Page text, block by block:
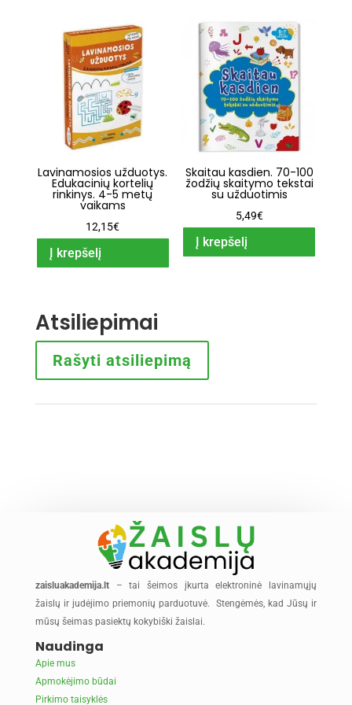
Lavinamosios užduotys.
Edukacinių kortelių
rinkinys. 4-5 metų
vaikams
12,15€
Į krepšelį
Skaitau kasdien. 70-100
žodžių skaitymo tekstai
su užduotimis
5,49€
Į krepšelį
Atsiliepimai
Rašyti atsiliepimą
zaisluakademija.lt
– tai šeimos įkurta elektroninė lavinamųjų
žaislų ir judėjimo priemonių parduotuvė. Stengėmės, kad Jūsų ir
mūsų šeimas pasiektų kokybiški žaislai.
Naudinga
Apie mus
Apmokėjimo būdai
Pirkimo taisyklės